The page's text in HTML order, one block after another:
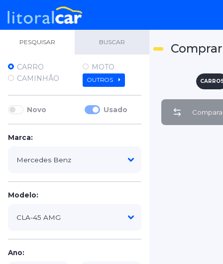
PESQUISAR BUSCAR
CARRO
MOTO
CAMINHÃO
OUTROS
Novo Usado
Marca:
Modelo:
Ano: